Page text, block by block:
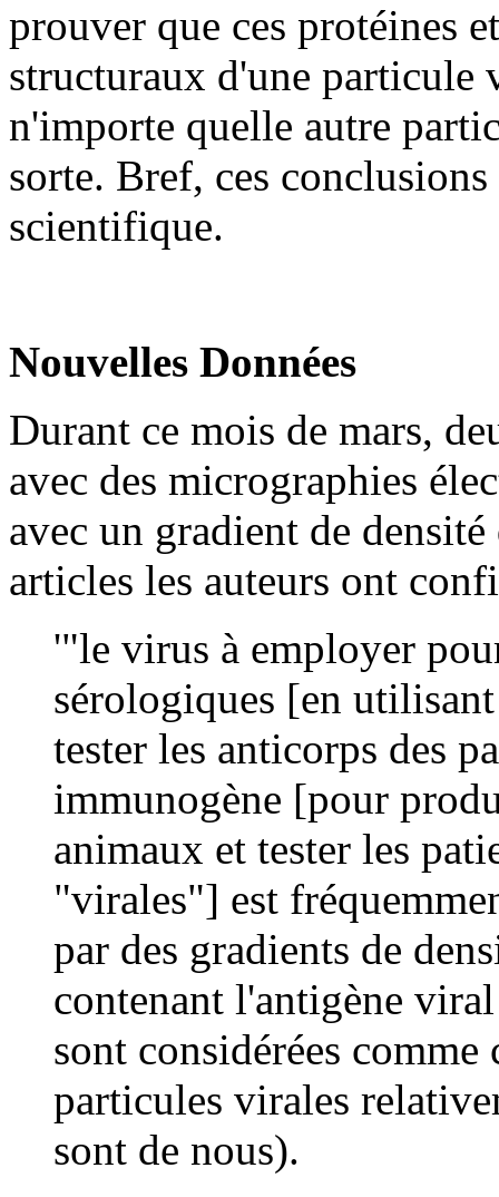
prouver que ces protéines
structuraux d'une
n'importe quelle autre
sorte. Bref, ces conclusions
scientifique.
Nouvelles Données
Durant ce mois de mars,
avec des micrographies
avec un gradient de
articles les auteurs ont
'"le virus à employer
sérologiques [en
tester les anticorps des
immunogène [pour
animaux et tester les
"virales"] est
par des gradients de
contenant l'antigène
sont considérées
particules virales
sont de nous).